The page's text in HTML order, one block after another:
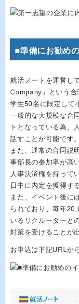
■準備にお勧め
就活ノートを運営し
Company」という合
学生50名に限定して
一般的な大規模な合
トとなっている為、
話すことが可能です。
また、通常の合同説
事部長の参加率が高
人事決済権を持って
日中に内定を獲得す
また、イベント後に
られており、毎年
いるリクルーターと
対策を受けることが
お申込は下記URLか